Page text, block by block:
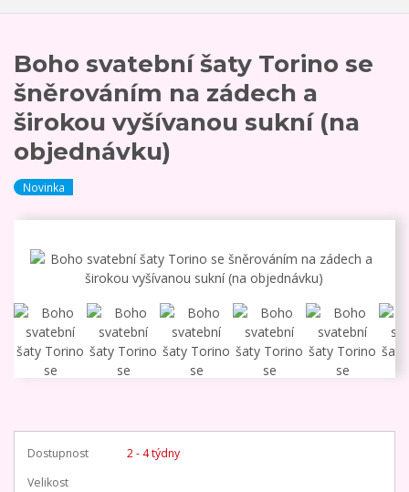
Boho svatební šaty Torino se
šněrováním na zádech a
širokou vyšívanou sukní (na
objednávku)
Novinka
Dostupnost
2 - 4 týdny
Velikost